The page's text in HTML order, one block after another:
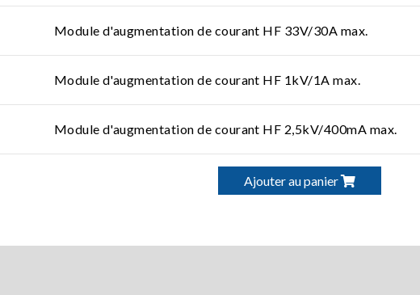
Module d'augmentation de courant HF 33V/30A max.
Module d'augmentation de courant HF 1kV/1A max.
Module d'augmentation de courant HF 2,5kV/400mA max.
Ajouter au panier